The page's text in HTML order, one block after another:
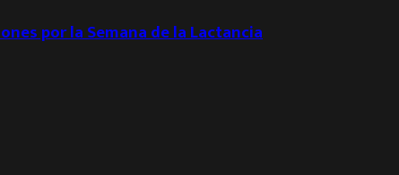
por la Semana de la Lactancia